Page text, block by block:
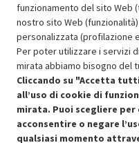
Approfitta dello sconto
Condizioni generali di
funzionamento del sito Web
nostro sito Web
personalizzata (profilazione
Per poter utilizzare i servizi
mirata abbiamo bisogno del
Cliccando su "Accetta
all’uso di cookie di
mirata. Puoi scegliere
acconsentire o negare
qualsiasi momento